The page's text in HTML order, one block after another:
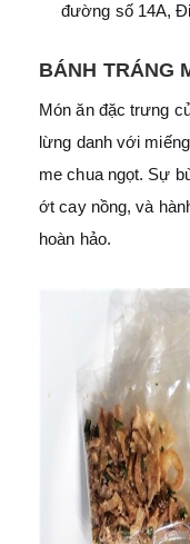
đường số 14A,
BÁNH TRÁNG
Món ăn đặc trưng
lừng danh với
me chua ngọt. Sự
ớt cay nồng, và
hoàn hảo.